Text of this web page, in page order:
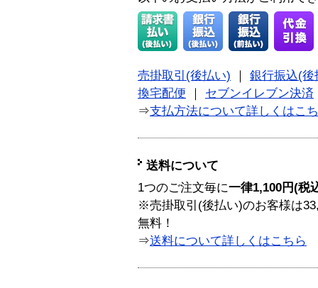
売掛取引(後払い)
銀行振込(後
換宅配便
セブンイレブン決済
⇒支払方法について詳しくはこ
送料について
1つのご注文毎に一律1,100円(税
※売掛取引(後払い)のお客様は
無料！
⇒送料について詳しくはこちら